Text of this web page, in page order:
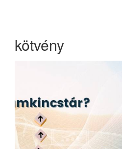
kötvény